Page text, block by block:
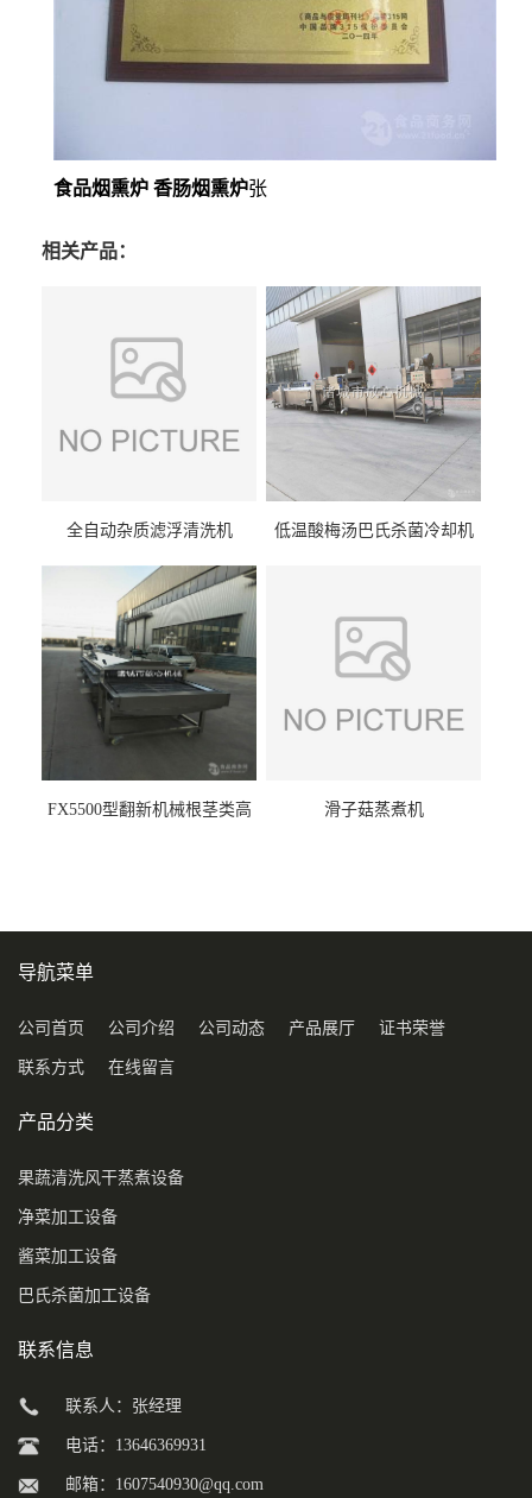
食品烟熏炉 香肠烟熏炉张
相关产品：
全自动杂质滤浮清洗机 低温酸梅汤巴氏杀菌冷却机
FX5500型翻新机械根茎类高
滑子菇蒸煮机
导航菜单
公司首页 公司介绍 公司动态 产品展厅 证书荣誉
联系方式 在线留言
产品分类
果蔬清洗风干蒸煮设备
净菜加工设备
酱菜加工设备
巴氏杀菌加工设备
联系信息
联系人：张经理
电话：13646369931
邮箱： 1607540930@qq.com